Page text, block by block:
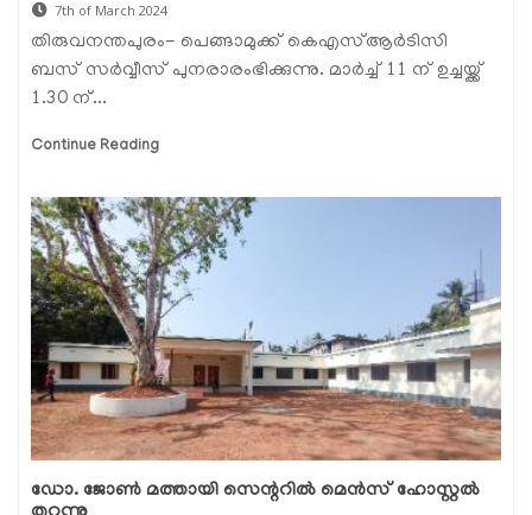
7th of March 2024
തിരുവനന്തപുരം- പെങ്ങാമുക്ക് കെഎസ്ആർടിസി
ബസ് സർവ്വീസ് പുനരാരംഭിക്കുന്നു. മാർച്ച് 11 ന് ഉച്ചയ്ക്ക്
1.30 ന്...
Continue Reading
ഡോ. ജോണ്‍ മത്തായി സെന്ററിൽ മെന്‍സ് ഹോസ്റ്റല്‍